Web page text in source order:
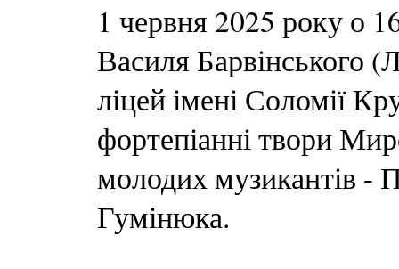
1 червня 2025 року о
Василя Барвінського
ліцей імені Соломії
фортепіанні твори
молодих музикантів -
Гумінюка.